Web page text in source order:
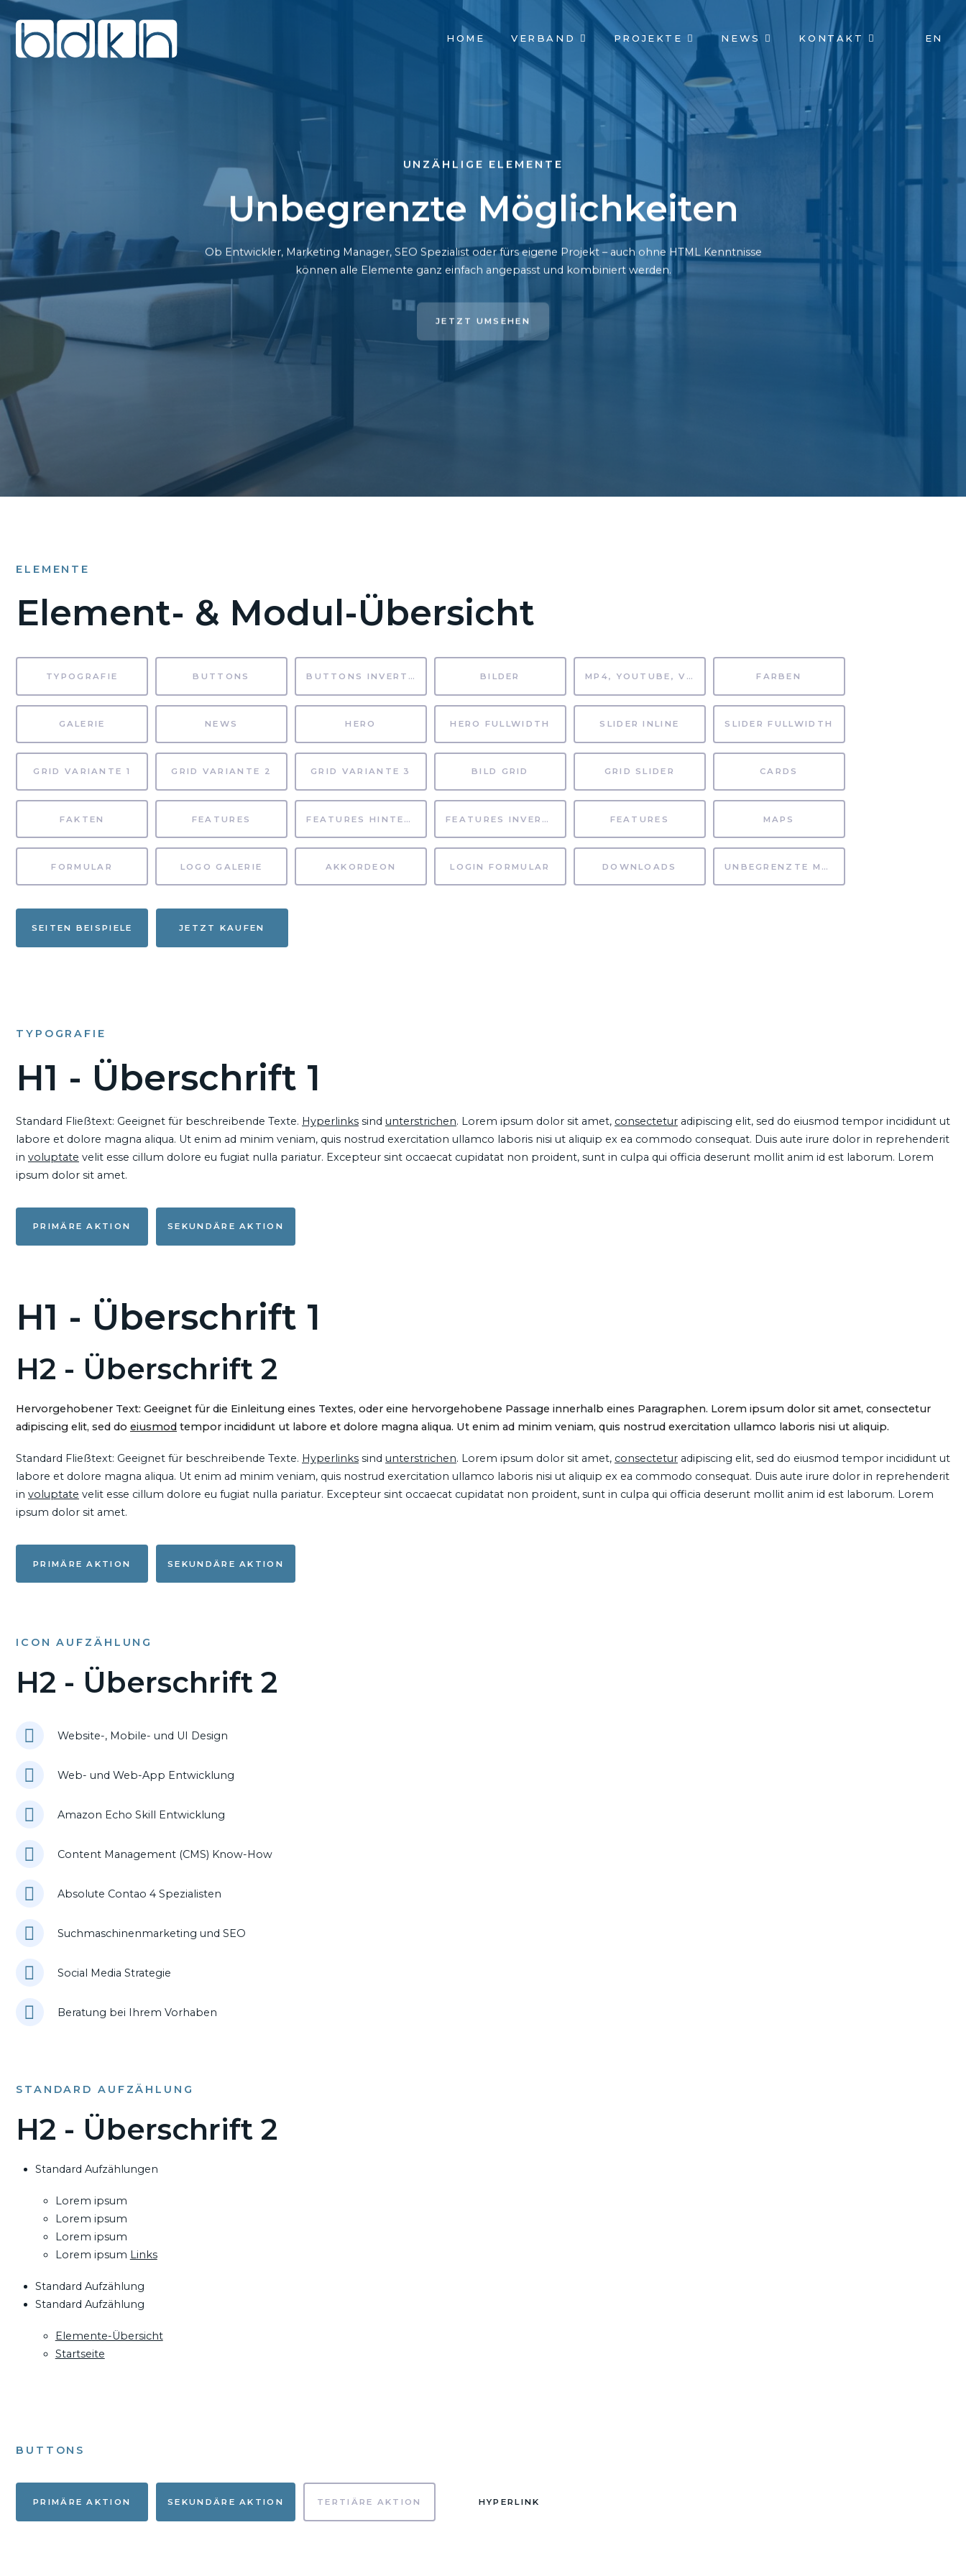
NAVIGATION
ÜBERSPRINGEN
HOME VERBAND PROJEKTE NEWS KONTAKT EN
UNZÄHLIGE ELEMENTE
Unbegrenzte Möglichkeiten
Ob Entwickler, Marketing Manager, SEO Spezialist oder fürs eigene Projekt – auch ohne HTML Kenntnisse
können alle Elemente ganz einfach angepasst und kombiniert werden.
JETZT UMSEHEN
ELEMENTE
Element- & Modul-Übersicht
TYPOGRAFIE BUTTONS BUTTONS INVERTIERT BILDER MP4, YOUTUBE, VIMEO FARBEN
GALERIE NEWS HERO HERO FULLWIDTH SLIDER INLINE SLIDER FULLWIDTH
GRID VARIANTE 1 GRID VARIANTE 2 GRID VARIANTE 3 BILD GRID GRID SLIDER CARDS
FAKTEN FEATURES FEATURES HINTERGRUND FEATURES INVERTIERT FEATURES MAPS
FORMULAR LOGO GALERIE AKKORDEON LOGIN FORMULAR DOWNLOADS UNBEGRENZTE MÖGLICHKEITEN
SEITEN BEISPIELE JETZT KAUFEN
TYPOGRAFIE
H1 - Überschrift 1
Standard Fließtext: Geeignet für beschreibende Texte. Hyperlinks sind unterstrichen. Lorem ipsum dolor sit amet, consectetur adipiscing elit, sed do eiusmod tempor incididunt ut
labore et dolore magna aliqua. Ut enim ad minim veniam, quis nostrud exercitation ullamco laboris nisi ut aliquip ex ea commodo consequat. Duis aute irure dolor in reprehenderit
in voluptate velit esse cillum dolore eu fugiat nulla pariatur. Excepteur sint occaecat cupidatat non proident, sunt in culpa qui officia deserunt mollit anim id est laborum. Lorem
ipsum dolor sit amet.
PRIMÄRE AKTION SEKUNDÄRE AKTION
H1 - Überschrift 1
H2 - Überschrift 2
Hervorgehobener Text: Geeignet für die Einleitung eines Textes, oder eine hervorgehobene Passage innerhalb eines Paragraphen. Lorem ipsum dolor sit amet, consectetur
adipiscing elit, sed do eiusmod tempor incididunt ut labore et dolore magna aliqua. Ut enim ad minim veniam, quis nostrud exercitation ullamco laboris nisi ut aliquip.
Standard Fließtext: Geeignet für beschreibende Texte. Hyperlinks sind unterstrichen. Lorem ipsum dolor sit amet, consectetur adipiscing elit, sed do eiusmod tempor incididunt ut
labore et dolore magna aliqua. Ut enim ad minim veniam, quis nostrud exercitation ullamco laboris nisi ut aliquip ex ea commodo consequat. Duis aute irure dolor in reprehenderit
in voluptate velit esse cillum dolore eu fugiat nulla pariatur. Excepteur sint occaecat cupidatat non proident, sunt in culpa qui officia deserunt mollit anim id est laborum. Lorem
ipsum dolor sit amet.
PRIMÄRE AKTION SEKUNDÄRE AKTION
ICON AUFZÄHLUNG
H2 - Überschrift 2
Website-, Mobile- und UI Design
Web- und Web-App Entwicklung
Amazon Echo Skill Entwicklung
Content Management (CMS) Know-How
Absolute Contao 4 Spezialisten
Suchmaschinenmarketing und SEO
Social Media Strategie
Beratung bei Ihrem Vorhaben
STANDARD AUFZÄHLUNG
H2 - Überschrift 2
Standard Aufzählungen
Lorem ipsum
Lorem ipsum
Lorem ipsum
Lorem ipsum Links
Standard Aufzählung
Standard Aufzählung
Elemente-Übersicht
Startseite
BUTTONS
PRIMÄRE AKTION SEKUNDÄRE AKTION TERTIÄRE AKTION HYPERLINK